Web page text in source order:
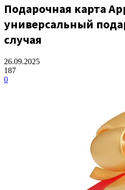
Подарочная карта
универсальный
случая
26.09.2025
187
0